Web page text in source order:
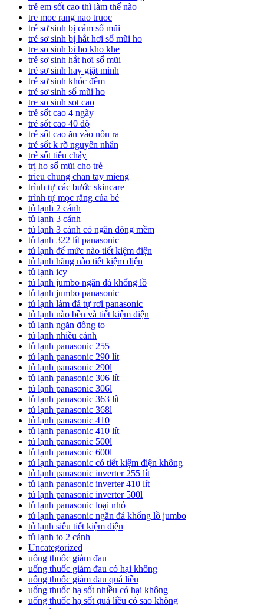
trẻ em sốt cao thì làm thế nào
tre moc rang nao truoc
trẻ sơ sinh bị cảm sổ mũi
trẻ sơ sinh bị hắt hơi sổ mũi ho
tre so sinh bi ho kho khe
trẻ sơ sinh hắt hơi sổ mũi
trẻ sơ sinh hay giật mình
trẻ sơ sinh khóc đêm
trẻ sơ sinh sổ mũi ho
tre so sinh sot cao
trẻ sốt cao 4 ngày
trẻ sốt cao 40 độ
trẻ sốt cao ăn vào nôn ra
trẻ sốt k rõ nguyên nhân
trẻ sốt tiêu chảy
trị ho sổ mũi cho trẻ
trieu chung chan tay mieng
trình tự các bước skincare
trình tự mọc răng của bé
tủ lạnh 2 cánh
tủ lạnh 3 cánh
tủ lạnh 3 cánh có ngăn đông mềm
tủ lạnh 322 lít panasonic
tủ lạnh để mức nào tiết kiệm điện
tủ lạnh hãng nào tiết kiệm điện
tủ lạnh icy
tủ lạnh jumbo ngăn đá khổng lồ
tủ lạnh jumbo panasonic
tủ lạnh làm đá tự rơi panasonic
tủ lạnh nào bền và tiết kiệm điện
tủ lạnh ngăn đông to
tủ lạnh nhiều cánh
tủ lạnh panasonic 255
tủ lạnh panasonic 290 lít
tủ lạnh panasonic 290l
tủ lạnh panasonic 306 lít
tủ lạnh panasonic 306l
tủ lạnh panasonic 363 lít
tủ lạnh panasonic 368l
tủ lạnh panasonic 410
tủ lạnh panasonic 410 lít
tủ lạnh panasonic 500l
tủ lạnh panasonic 600l
tủ lạnh panasonic có tiết kiệm điện không
tủ lạnh panasonic inverter 255 lít
tủ lạnh panasonic inverter 410 lít
tủ lạnh panasonic inverter 500l
tủ lạnh panasonic loại nhỏ
tủ lạnh panasonic ngăn đá khổng lồ jumbo
tủ lạnh siêu tiết kiệm điện
tủ lạnh to 2 cánh
Uncategorized
uống thuốc giảm đau
uống thuốc giảm đau có hại không
uống thuốc giảm đau quá liều
uống thuốc hạ sốt nhiều có hại không
uống thuốc hạ sốt quá liều có sao không